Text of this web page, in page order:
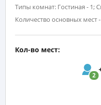
Типы комнат: Гостиная - 1;
Количество основных мест -
Кол-во мест:
2